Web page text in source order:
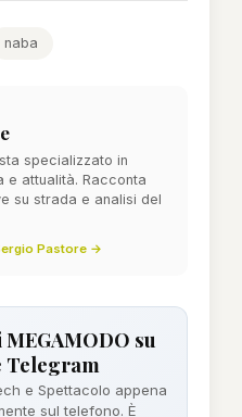
naba
specializzato in
e attualità. Racconta
su strada e analisi del
Pastore →
su
Telegram
e Spettacolo appena
sul telefono. È